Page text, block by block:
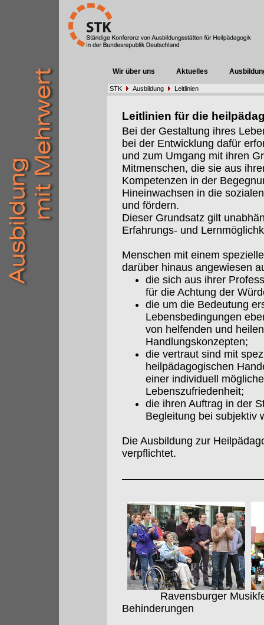
Wir über uns Aktuelles
STK Ausbildung Leitlinien
Leitlinien für die
Bei der Gestaltung ihres
bei der Entwicklung dafür
und zum Umgang mit ihren
Mitmenschen, die sie aus
Kompetenzen in der
Hineinwachsen in die
und fördern.
Dieser Grundsatz gilt
Erfahrungs- und
Menschen mit einem
darüber hinaus angewiesen
die sich aus ihrer
für die Achtung der
die um die Bedeutung
Lebensbedingungen
von helfenden und
Handlungskonzepten;
die vertraut sind mit
heilpädagogischen
einer individuell
Lebenszufriedenheit;
die ihren Auftrag in der
Begleitung bei subjektiv
Die Ausbildung zur
verpflichtet.
Ravensburger Musikfest
Behinderungen